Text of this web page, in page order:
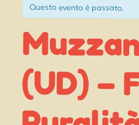
Questo evento è passato.
(UD)